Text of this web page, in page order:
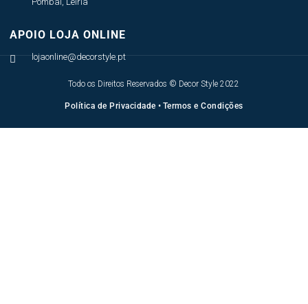
APOIO LOJA ONLINE
 lojaonline@decorstyle.pt
Todo os Direitos Reservados © Decor Style 2022
Política de Privacidade • Termos e Condições